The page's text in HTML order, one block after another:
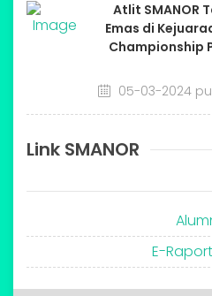
Atlit SMANOR
Emas di
Championship
05-03-2024
Link SMANOR
E-